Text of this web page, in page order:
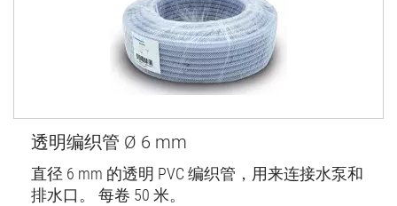
透明编织管 Ø 6 mm
直径 6 mm 的透明 PVC 编织管，用来连接水泵和
排水口。 每卷 50 米。